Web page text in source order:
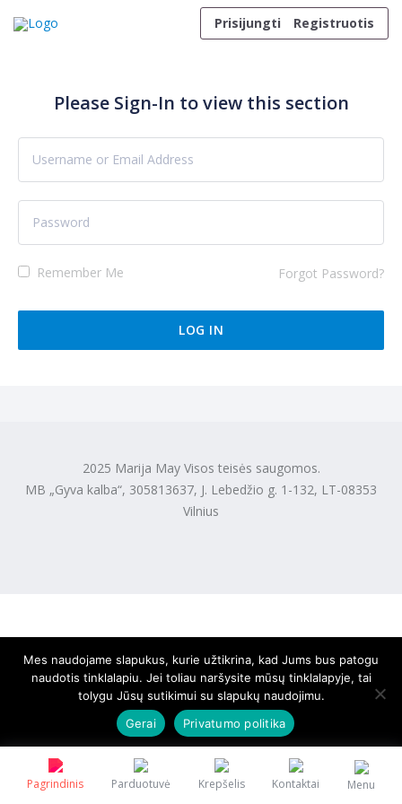
Prisijungti
Registruotis
Pagrindinis Parduotuvė Krepšelis Kontaktai Menu
Please Sign-In to view this section
Remember Me Forgot Password?
2025 Marija May Visos teisės saugomos.
MB „Gyva kalba“, 305813637, J. Lebedžio g. 1-132, LT-08353
Vilnius
Mes naudojame slapukus, kurie užtikrina, kad Jums bus patogu
naudotis tinklalapiu. Jei toliau naršysite mūsų tinklalapyje, tai
tolygu Jūsų sutikimui su slapukų naudojimu.
Gerai
Privatumo politika